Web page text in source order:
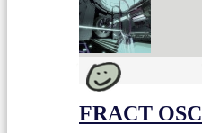
FRACT OSC